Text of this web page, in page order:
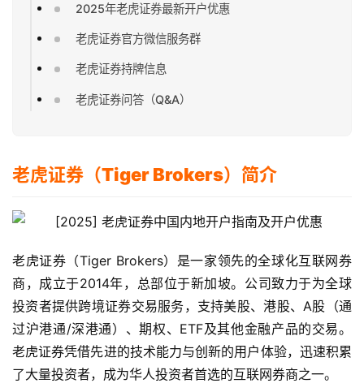
2025年老虎证券最新开户优惠
老虎证券官方微信服务群
老虎证券持牌信息
老虎证券问答（Q&A）
老虎证券（Tiger Brokers）简介
老虎证券（Tiger Brokers）是一家领先的全球化互联网券
商，成立于2014年，总部位于新加坡。公司致力于为全球
投资者提供跨境证券交易服务，支持美股、港股、A股（通
过沪港通/深港通）、期权、ETF及其他金融产品的交易。
老虎证券凭借先进的技术能力与创新的用户体验，迅速积累
了大量投资者，成为华人投资者首选的互联网券商之一。